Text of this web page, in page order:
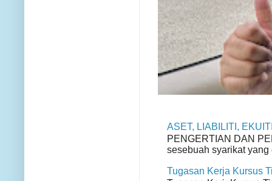
ASET, LIABILITI,
PENGERTIAN DAN
sesebuah syarikat
Tugasan Kerja Kursus